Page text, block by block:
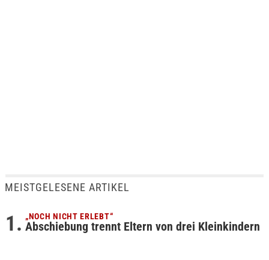
MEISTGELESENE ARTIKEL
„NOCH NICHT ERLEBT“
Abschiebung trennt Eltern von drei Kleinkindern